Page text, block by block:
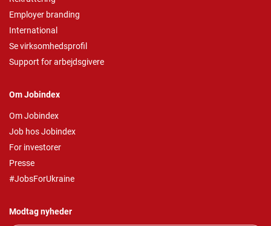
Employer branding
International
Se virksomhedsprofil
Support for arbejdsgivere
Om Jobindex
Om Jobindex
Job hos Jobindex
For investorer
Presse
#JobsForUkraine
Modtag nyheder